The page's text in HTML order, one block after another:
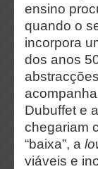
ensino
quando o
incorpora
dos anos
Dubuffet e a
chegariam
“baixa”, a
viáveis e